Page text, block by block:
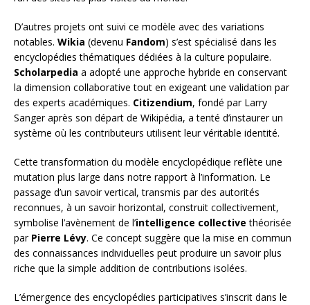
D’autres projets ont suivi ce modèle avec des variations
notables. Wikia (devenu Fandom) s’est spécialisé dans les
encyclopédies thématiques dédiées à la culture populaire.
Scholarpedia a adopté une approche hybride en conservant
la dimension collaborative tout en exigeant une validation par
des experts académiques. Citizendium, fondé par Larry
Sanger après son départ de Wikipédia, a tenté d’instaurer un
système où les contributeurs utilisent leur véritable identité.
Cette transformation du modèle encyclopédique reflète une
mutation plus large dans notre rapport à l’information. Le
passage d’un savoir vertical, transmis par des autorités
reconnues, à un savoir horizontal, construit collectivement,
symbolise l’avènement de l’intelligence collective théorisée
par Pierre Lévy. Ce concept suggère que la mise en commun
des connaissances individuelles peut produire un savoir plus
riche que la simple addition de contributions isolées.
L’émergence des encyclopédies participatives s’inscrit dans le